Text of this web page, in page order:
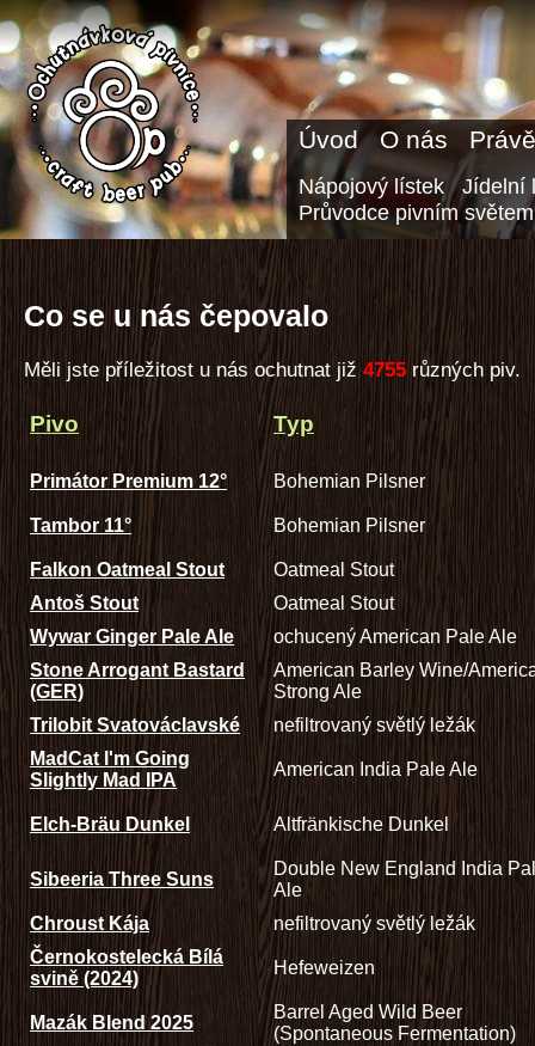
Úvod O nás
Nápojový lístek
Jídelní
Průvodce pivním světem
Co se u nás čepovalo
Měli jste příležitost u nás ochutnat již 4755různých piv.
Pivo Typ
Primátor Premium 12° Bohemian Pilsner
Tambor 11° Bohemian Pilsner
Falkon Oatmeal Stout
Oatmeal Stout
Antoš Stout
Oatmeal Stout
Wywar Ginger Pale Ale
ochucený American Pale Ale
Stone Arrogant Bastard
(GER)
American Barley Wine/
Strong Ale
Trilobit Svatováclavské
nefiltrovaný světlý ležák
MadCat I'm Going
Slightly Mad IPA
American India Pale Ale
Elch-Bräu Dunkel Altfränkische Dunkel
Sibeeria Three Suns
Double New England India
Ale
Chroust Kája
nefiltrovaný světlý ležák
Černokostelecká Bílá
svině (2024)
Hefeweizen
Mazák Blend 2025
Barrel Aged Wild Beer
(Spontaneous Fermentation)